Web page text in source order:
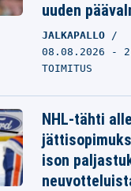
uuden
JALKAPALLO
08.08.2026 -
TOIMITUS
NHL-tähti
ison